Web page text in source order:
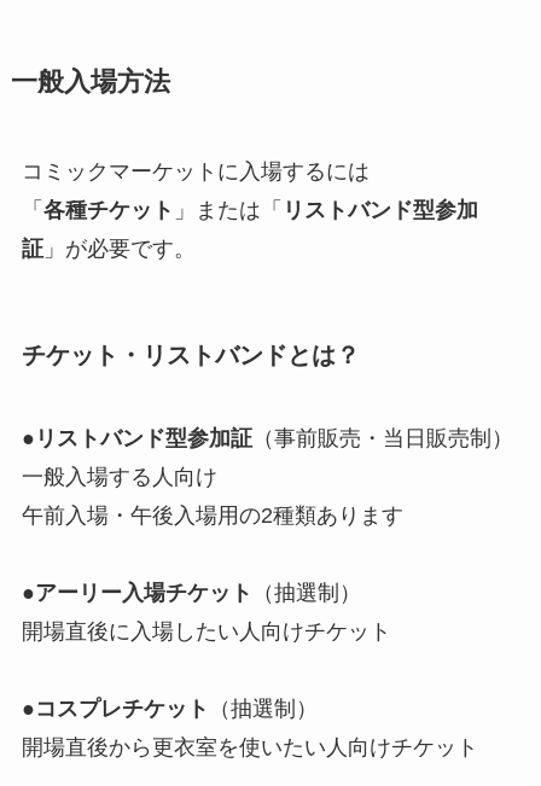
一般入場方法
コミックマーケットに入場するには
「 各種チケット 」または「 リストバンド型参加
証」が必要です。
チケット・リストバンドとは？
●リストバンド型参加証（事前販売・当日販売制）
一般入場する人向け
午前入場・午後入場用の2種類あります
●アーリー入場チケット
（抽選制）
開場直後に入場したい人向けチケット
●コスプレチケット
（抽選制）
開場直後から更衣室を使いたい人向けチケット